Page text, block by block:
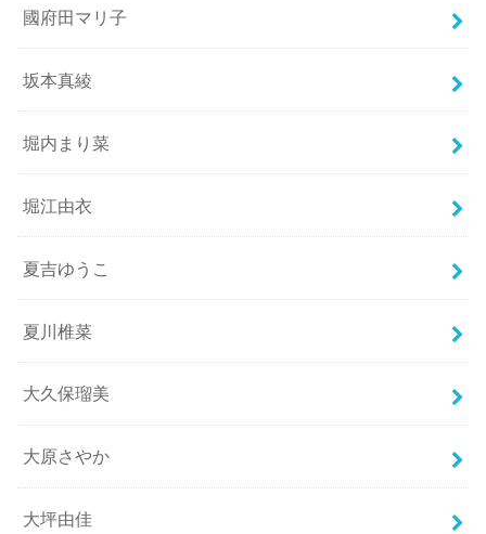
國府田マリ子
坂本真綾
堀内まり菜
堀江由衣
夏吉ゆうこ
夏川椎菜
大久保瑠美
大原さやか
大坪由佳